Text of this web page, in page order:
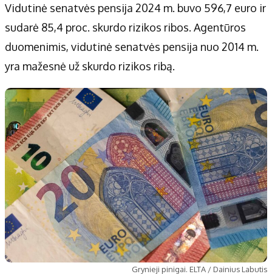
Vidutinė senatvės pensija 2024 m. buvo 596,7 euro ir
sudarė 85,4 proc. skurdo rizikos ribos. Agentūros
duomenimis, vidutinė senatvės pensija nuo 2014 m.
yra mažesnė už skurdo rizikos ribą.
Grynieji pinigai. ELTA / Dainius Labutis